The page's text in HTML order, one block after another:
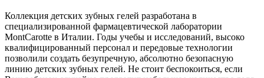
Коллекция детских зубных гелей разработана в
специализированной фармацевтической лаборатории
MontCarotte в Италии. Годы учебы и исследований, высоко
квалифицированный персонал и передовые технологии
позволили создать безупречную, абсолютно безопасную
линию детских зубных гелей. Не стоит беспокоиться, если